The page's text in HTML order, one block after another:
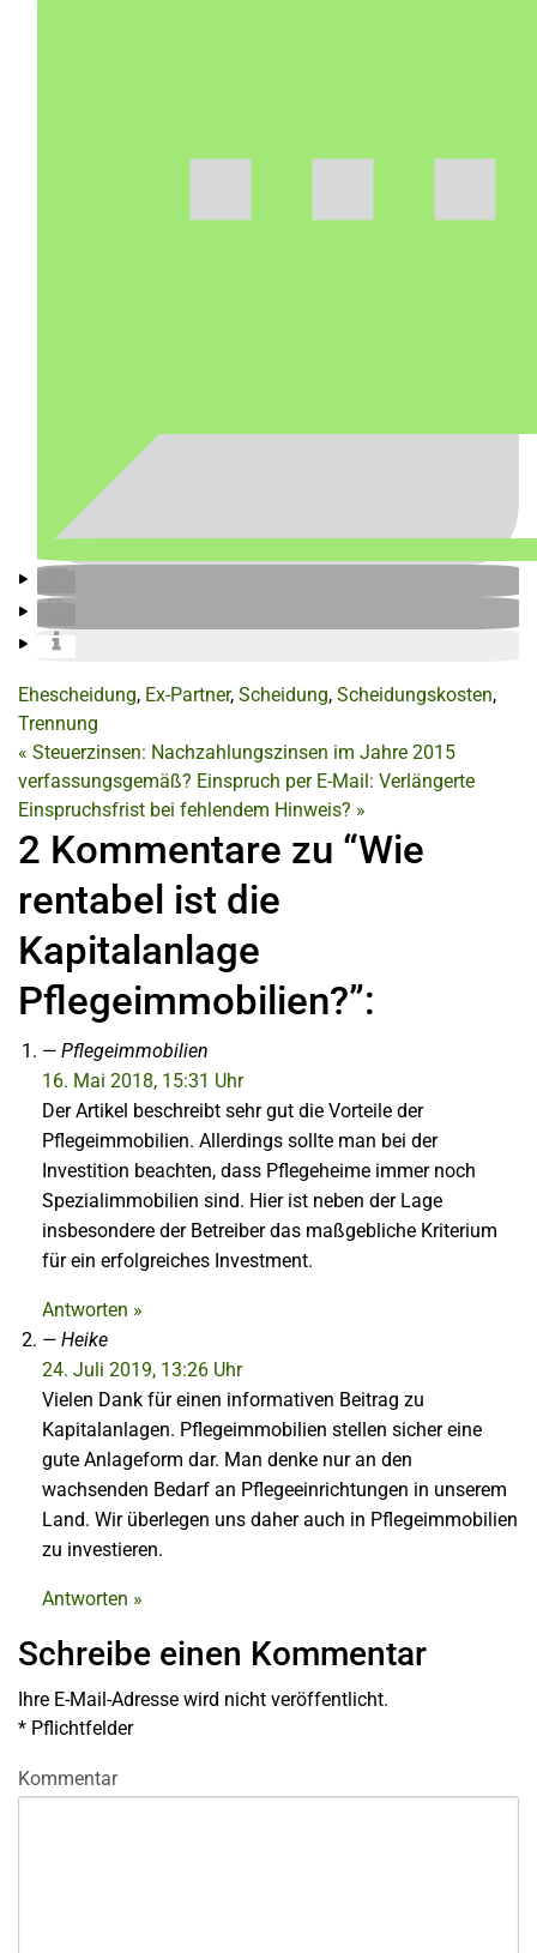
Ehescheidung, Ex-Partner, Scheidung, Scheidungskosten,
Trennung
« Steuerzinsen: Nachzahlungszinsen im Jahre 2015
verfassungsgemäß? Einspruch per E-Mail: Verlängerte
Einspruchsfrist bei fehlendem Hinweis? »
2 Kommentare zu “Wie
rentabel ist die
Kapitalanlage
Pflegeimmobilien?”:
Pflegeimmobilien
16. Mai 2018, 15:31 Uhr
Der Artikel beschreibt sehr gut die Vorteile der
Pflegeimmobilien. Allerdings sollte man bei der
Investition beachten, dass Pflegeheime immer noch
Spezialimmobilien sind. Hier ist neben der Lage
insbesondere der Betreiber das maßgebliche Kriterium
für ein erfolgreiches Investment.
Antworten »
Heike
24. Juli 2019, 13:26 Uhr
Vielen Dank für einen informativen Beitrag zu
Kapitalanlagen. Pflegeimmobilien stellen sicher eine
gute Anlageform dar. Man denke nur an den
wachsenden Bedarf an Pflegeeinrichtungen in unserem
Land. Wir überlegen uns daher auch in Pflegeimmobilien
zu investieren.
Antworten »
Schreibe einen Kommentar
Ihre E-Mail-Adresse wird nicht veröffentlicht.
* Pflichtfelder
Kommentar